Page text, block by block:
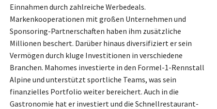
Einnahmen durch zahlreiche Werbedeals.
Markenkooperationen mit großen Unternehmen und
Sponsoring-Partnerschaften haben ihm zusätzliche
Millionen beschert. Darüber hinaus diversifiziert er sein
Vermögen durch kluge Investitionen in verschiedene
Branchen. Mahomes investierte in den Formel-1-Rennstall
Alpine und unterstützt sportliche Teams, was sein
finanzielles Portfolio weiter bereichert. Auch in die
Gastronomie hat er investiert und die Schnellrestaurant-